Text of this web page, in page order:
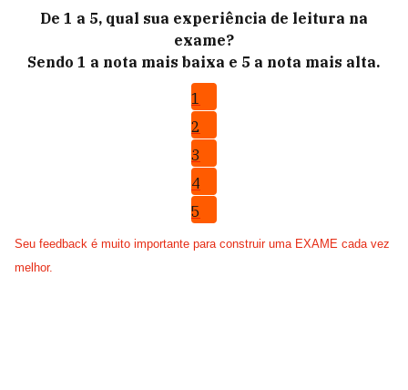
De 1 a 5, qual sua experiência de leitura na
exame?
Sendo 1 a nota mais baixa e 5 a nota mais alta.
1
2
3
4
5
Seu feedback é muito importante para construir uma EXAME cada vez
melhor.